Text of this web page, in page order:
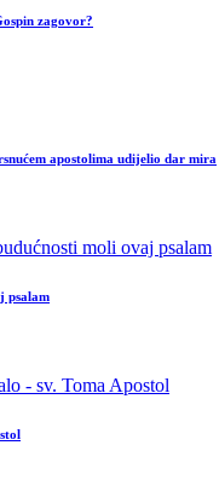
zagovor?
apostolima udijelio dar mira
psalam